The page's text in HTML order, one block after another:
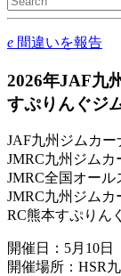
e 間違いを報告
2026年JAF九
すぷりんぐジ
JAF九州ジムカ
JMRC九州ジム
JMRC全国オー
JMRC九州ジム
RC熊本すぷりん
開催日：5月10日
開催場所：HSR